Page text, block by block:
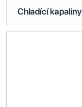
Chladící kapaliny